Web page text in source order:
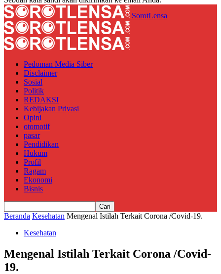
SorotLensa
Pedoman Media Siber
Disclaimer
Sosial
Politik
REDAKSI
Kebijakan Privasi
Opini
otomotif
pasar
Pendidikan
Hukum
Profil
Ragam
Ekonomi
Bisnis
Beranda Kesehatan Mengenal Istilah Terkait Corona /Covid-19.
Kesehatan
Mengenal Istilah Terkait Corona /Covid-
19.